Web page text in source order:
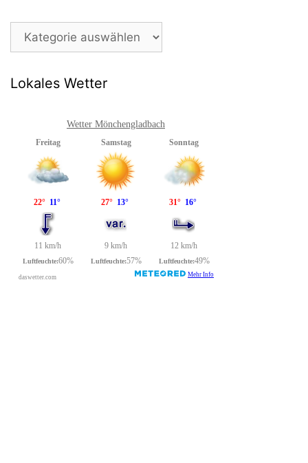
Beitragsarchiv
Lokales Wetter
Wetter Mönchengladbach